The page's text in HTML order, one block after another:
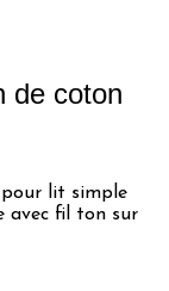
de coton
lit simple
avec fil ton sur